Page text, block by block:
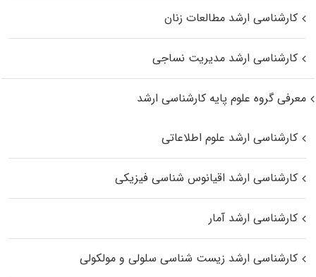
کارشناسی ارشد مطالعات زنان
کارشناسی ارشد مدیریت نساجی
معرفی گروه علوم پایه کارشناسی ارشد
کارشناسی ارشد علوم اطلاعاتی
کارشناسی ارشد اقیانوس‌ شناسی فیزیکی
کارشناسی ارشد آمار
کارشناسی ارشد زیست شناسی سلولی و مولکولی